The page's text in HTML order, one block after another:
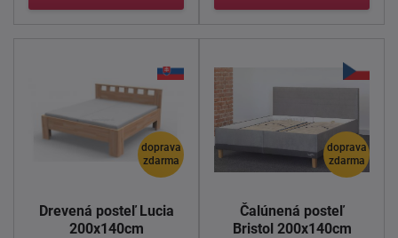
doprava
zdarma
Drevená posteľ Lucia
200x140cm
doprava
zdarma
Čalúnená posteľ
Bristol 200x140cm